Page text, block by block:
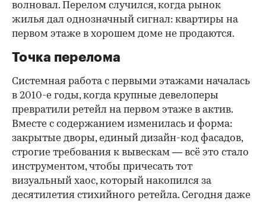
волновал. Перелом случился, когда рынок
жилья дал однозначный сигнал: квартиры на
первом этаже в хорошем доме не продаются.
Точка перелома
Системная работа с первыми этажами началась
в 2010-е годы, когда крупные девелоперы
превратили ретейл на первом этаже в актив.
Вместе с содержанием изменилась и форма:
закрытые дворы, единый дизайн-код фасадов,
строгие требования к вывескам — всё это стало
инструментом, чтобы причесать тот
визуальный хаос, который накопился за
десятилетия стихийного ретейла. Сегодня даже